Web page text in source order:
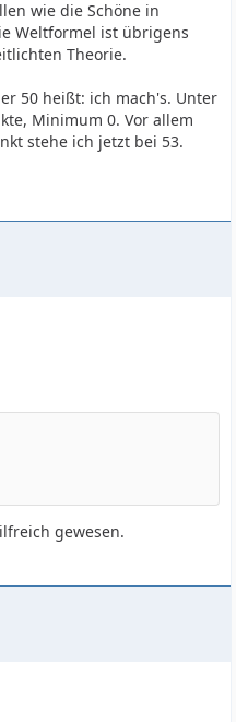
wie die Schöne in
Weltformel ist übrigens
Theorie.
50 heißt: ich mach's. Unter
Minimum 0. Vor allem
stehe ich jetzt bei 53.
gewesen.